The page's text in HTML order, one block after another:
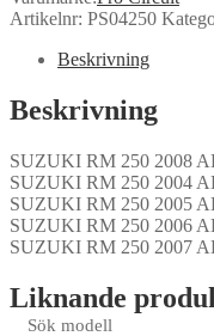
Artikelnr: PS04250
Beskrivning
Beskrivning
SUZUKI RM 250 2008
SUZUKI RM 250 2004
SUZUKI RM 250 2005
SUZUKI RM 250 2006
SUZUKI RM 250 2007
Liknande
Sök modell